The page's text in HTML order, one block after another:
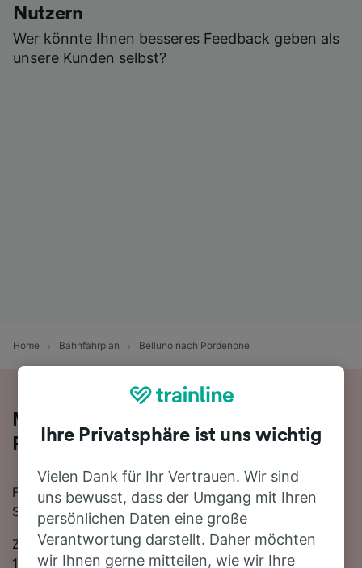
Nutzern
Wer könnte Ihnen besseres Feedback geben als
unsere Kunden selbst?
Home Bahnfahrplan Belluno nach Pordenone
Mit der Bahn von Belluno nach
Pordenone
Für eine Zugfahrt von Belluno nach Pordenone finden
Sie bei uns alles, was Sie brauchen.
Zwischen Belluno und Pordenone verkehren ungefähr
15 Züge am Tag, die mit der schnellsten Verbindung 1
Ihre Privatsphäre ist uns wichtig
Vielen Dank für Ihr Vertrauen. Wir sind
uns bewusst, dass der Umgang mit Ihren
persönlichen Daten eine große
Verantwortung darstellt. Daher möchten
wir Ihnen gerne mitteilen, wie wir Ihre